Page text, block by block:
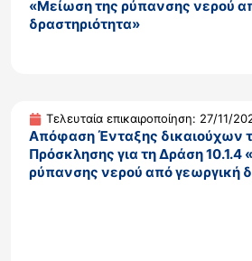
«Μείωση της ρύπανσης νερού
δραστηριότητα»
Τελευταία επικαιροποίηση: 27/11/
Απόφαση Ένταξης δικαιούχων
Πρόσκλησης για τη Δράση 10.1.4
ρύπανσης νερού από γεωργική